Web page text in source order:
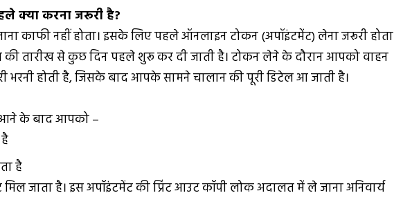
क्या करना जरूरी है?
काफी नहीं होता। इसके लिए पहले ऑनलाइन टोकन (अपॉइंटमेंट) लेना जरूरी होता
की तारीख से कुछ दिन पहले शुरू कर दी जाती है। टोकन लेने के दौरान आपको वाहन
भरनी होती है, जिसके बाद आपके सामने चालान की पूरी डिटेल आ जाती है।
आने के बाद आपको –
है
जाता है। इस अपॉइंटमेंट की प्रिंट आउट कॉपी लोक अदालत में ले जाना अनिवार्य